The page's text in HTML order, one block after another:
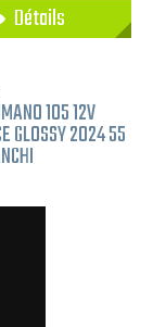
Détails
105 12V
GLOSSY 2024 55